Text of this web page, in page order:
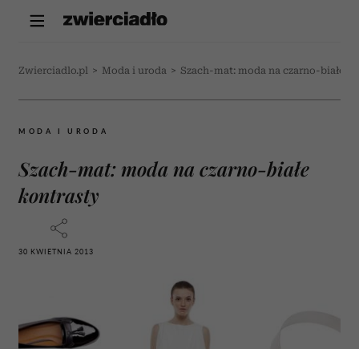
Zwierciadlo.pl > Moda i uroda > Szach-mat: moda na czarno-białe
MODA I URODA
Szach-mat: moda na czarno-białe
kontrasty
30 KWIETNIA 2013